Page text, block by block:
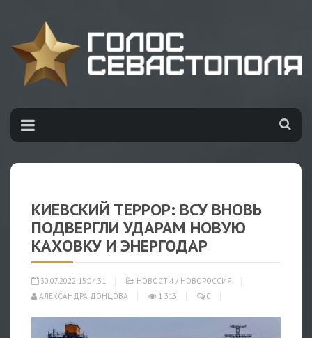
КИЕВСКИЙ ТЕРРОР: ВСУ ВНОВЬ
ПОДВЕРГЛИ УДАРАМ НОВУЮ
КАХОВКУ И ЭНЕРГОДАР
30.07.2022 15:04:31 НОВОСТИ / НОВОРОССИЯ
АЛЕКСАНДРА ДОНЦОВА
1 313 0